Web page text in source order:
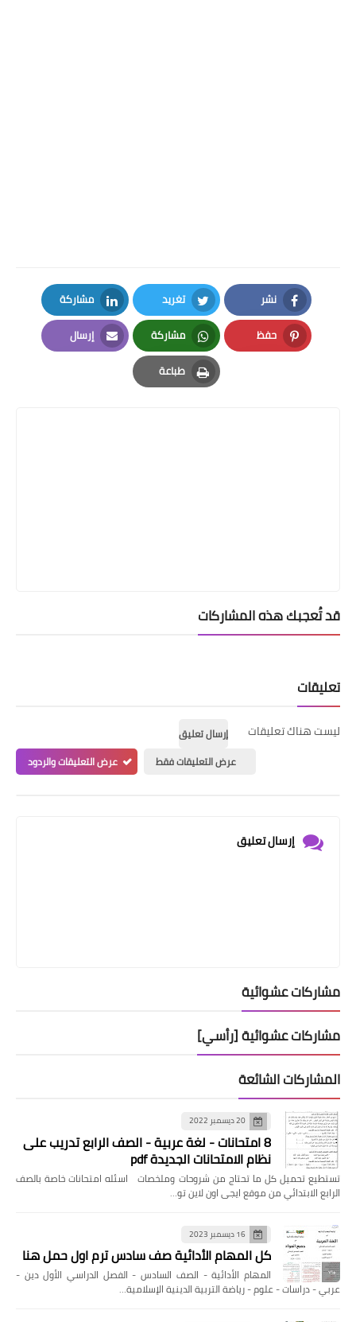
نشر
Facebook
تغريد
Twitter
مشاركة
LinkedIn
حفظ
Pinterest
مشاركة
Whatsapp
إرسال
Email
طباعة
Print
قد تُعجبك هذه المشاركات
تعليقات
ليست هناك تعليقات
إرسال تعليق
عرض التعليقات فقط
عرض التعليقات والردود
إرسال تعليق
مشاركات عشوائية
مشاركات عشوائية [رأسي]
المشاركات الشائعة
20 ديسمبر 2022
8 امتحانات - لغة عربية - الصف الرابع تدريب على
نظام الامتحانات الجديدة pdf
تستطيع تحميل كل ما تحتاج من شروحات وملخصات اسئله امتحانات خاصة بالصف
الرابع الابتدائي من موقع ايجى اون لاين تو…
16 ديسمبر 2023
كل المهام الأدائية صف سادس ترم اول حمل هنا
المهام الأدائية - الصف السادس - الفصل الدراسي الأول دين -
عربي - دراسات - علوم - رياضة التربية الدينية الإسلامية…